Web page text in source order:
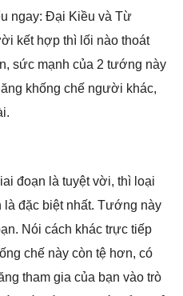
ngay: Đại Kiều và Từ
kết hợp thì lối nào thoát
sức mạnh của 2 tướng này
khống chế người khác,
đoạn là tuyệt vời, thì loại
đặc biệt nhất. Tướng này
Nói cách khác trực tiếp
chế này còn tệ hơn, có
tham gia của bạn vào trò